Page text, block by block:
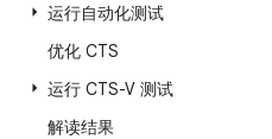
运行自动化测试
优化 CTS
运行 CTS-V 测试
解读结果